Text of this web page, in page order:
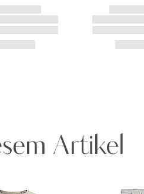
Artikel